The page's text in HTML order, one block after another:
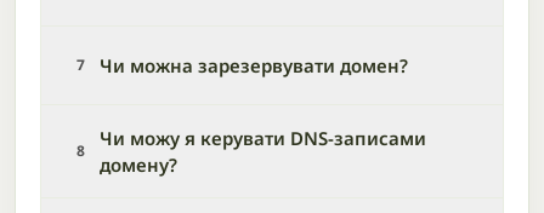
7 Чи можна зарезервувати домен?
8
Чи можу я керувати DNS-записами
домену?